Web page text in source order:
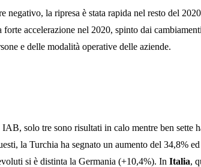
negativo, la ripresa è stata rapida nel resto del
accelerazione nel 2020, spinto dai
e delle modalità operative delle aziende.
solo tre sono risultati in calo mentre ben sette
la Turchia ha segnato un aumento del 34,8%
si è distinta la Germania (+10,4%). InItalia,